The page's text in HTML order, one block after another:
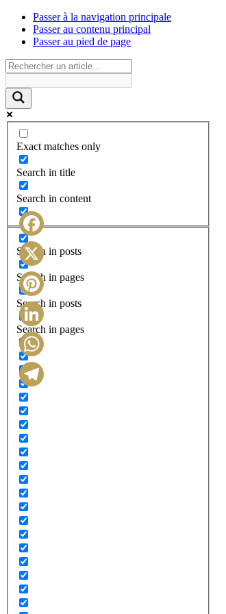
Passer à la navigation principale
Passer au contenu principal
Passer au pied de page
Exact matches only
Search in title
Search in content
Search in posts
Search in pages
Search in posts
Search in pages
Facebook
X
Pinterest
LinkedIn
WhatsApp
Telegram